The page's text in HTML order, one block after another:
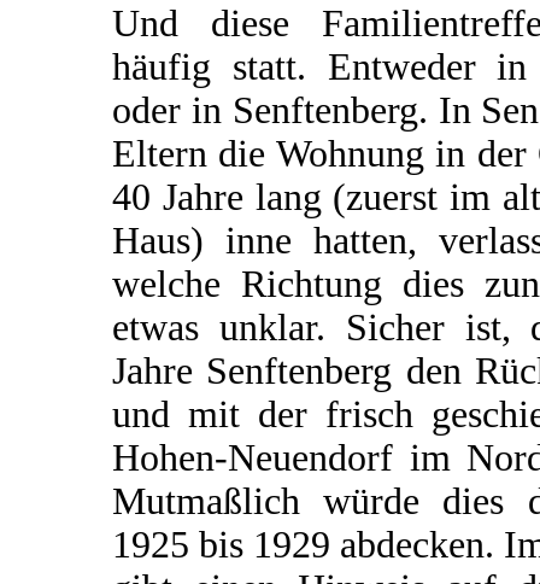
Und diese
häufig statt. Entweder in
oder in Senftenberg. In
Eltern die Wohnung in der
40 Jahre lang (zuerst im
Haus) inne hatten,
welche Richtung dies
etwas unklar. Sicher ist,
Jahre Senftenberg den
und mit der frisch
Hohen-Neuendorf im
Mutmaßlich würde dies
1925 bis 1929 abdecken.